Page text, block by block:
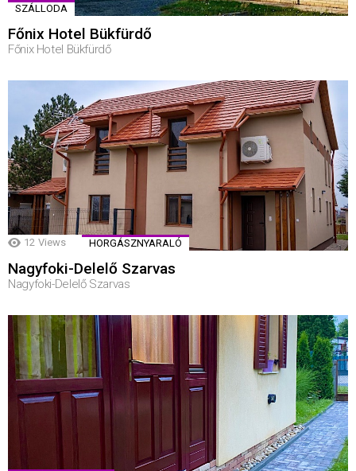
SZÁLLODA
Főnix Hotel Bükfürdő
Főnix Hotel Bükfürdő
12 Views HORGÁSZNYARALÓ
Nagyfoki-Delelő Szarvas
Nagyfoki-Delelő Szarvas